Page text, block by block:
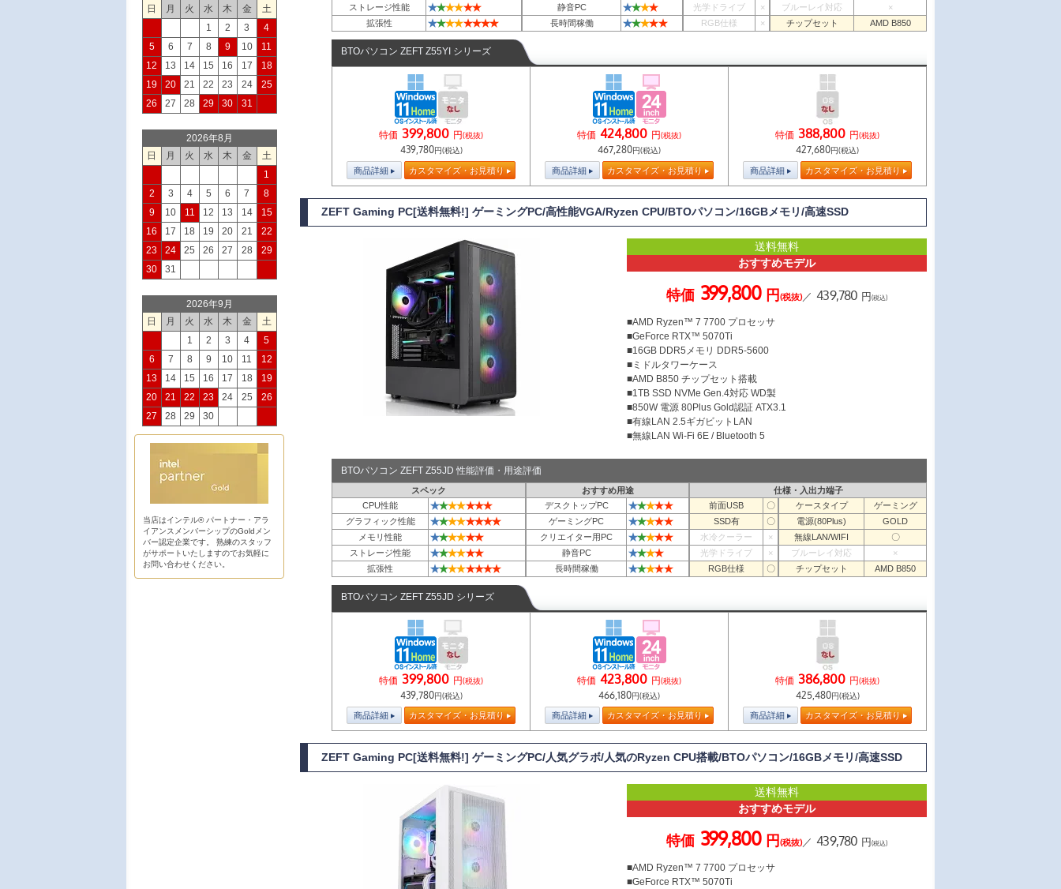
ストレージ性能
★★★★★★ 静音PC ★★★★ 光学ドライブ × ブルーレイ対応
×
拡張性
★★★★★★★★ 長時間稼働 ★★★★★ RGB仕様 × チップセット AMD B850
BTOパソコン ZEFT Z55YI シリーズ
特価 399,800 円(税抜)
439,780円(税込)
商品詳細 カスタマイズ・お見積り
特価 424,800 円(税抜)
467,280円(税込)
商品詳細 カスタマイズ・お見積り
特価 388,800 円(税抜)
427,680円(税込)
商品詳細 カスタマイズ・お見積り
ZEFT Gaming PC[送料無料!] ゲーミングPC/高性能VGA/Ryzen CPU/BTOパソコン/16GBメモリ/高速SSD
送料無料
おすすめモデル
特価 399,800 円(税抜)／ 439,780 円(税込)
■AMD Ryzen™ 7 7700 プロセッサ
■GeForce RTX™ 5070Ti
■16GB DDR5メモリ DDR5-5600
■ミドルタワーケース
■AMD B850 チップセット搭載
■1TB SSD NVMe Gen.4対応 WD製
■850W 電源 80Plus Gold認証 ATX3.1
■有線LAN 2.5ギガビットLAN
■無線LAN Wi-Fi 6E / Bluetooth 5
BTOパソコン ZEFT Z55JD 性能評価・用途評価
スペック おすすめ用途
仕様・入出力端子
CPU性能
★★★★★★★ デスクトップPC ★★★★★ 前面USB 〇 ケースタイプ
ゲーミング
グラフィック性能
★★★★★★★★ ゲーミングPC ★★★★★ SSD有 〇 電源(80Plus)
GOLD
メモリ性能
★★★★★★ クリエイター用PC ★★★★★ 水冷クーラー × 無線LAN/WIFI
〇
ストレージ性能
★★★★★★ 静音PC ★★★★ 光学ドライブ × ブルーレイ対応
×
拡張性
★★★★★★★★ 長時間稼働 ★★★★★ RGB仕様 〇 チップセット AMD B850
BTOパソコン ZEFT Z55JD シリーズ
特価 399,800 円(税抜)
439,780円(税込)
商品詳細 カスタマイズ・お見積り
特価 423,800 円(税抜)
466,180円(税込)
商品詳細 カスタマイズ・お見積り
特価 386,800 円(税抜)
425,480円(税込)
商品詳細 カスタマイズ・お見積り
ZEFT Gaming PC[送料無料!] ゲーミングPC/人気グラボ/人気のRyzen CPU搭載/BTOパソコン/16GBメモリ/高速SSD
送料無料
おすすめモデル
特価 399,800 円(税抜)／ 439,780 円(税込)
■AMD Ryzen™ 7 7700 プロセッサ
■GeForce RTX™ 5070Ti
日
月 火 水 木 金
土
1
2 3
4
5
6 7 8 9 10
11
12
13 14 15 16 17
18
19
20 21 22 23 24
25
26
27 28 29 30 31
2026年8月
日
月 火 水 木 金
土
1
2
3 4 5 6 7
8
9
10 11 12 13 14
15
16
17 18 19 20 21
22
23
24 25 26 27 28
29
30
31
2026年9月
日
月 火 水 木 金
土
1
2 3 4
5
6
7 8 9 10 11
12
13
14 15 16 17 18
19
20
21 22 23 24 25
26
27
28 29 30
当店はインテル® パートナー・アラ
イアンスメンバーシップのGoldメン
バー認定企業です。 熟練のスタッフ
がサポートいたしますのでお気軽に
お問い合わせください。